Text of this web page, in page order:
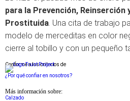
para la Prevención, Reinserción
Prostituida. Una cita de trabajo
modelo de merceditas en color
cierre al tobillo y con un pequeño
Conforme a los criterios de
¿Por qué confiar en nosotros?
Más información sobre:
Calzado